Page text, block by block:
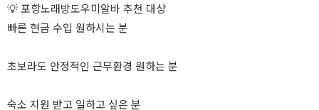
💡 포항노래방도우미알바 추천 대상
빠른 현금 수입 원하시는 분
초보라도 안정적인 근무환경 원하는 분
숙소 지원 받고 일하고 싶은 분